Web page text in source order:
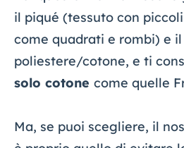
il piqué (tessuto con
come quadrati e rombi) e
poliestere/cotone, e ti
solo cotone come quelle
Ma, se puoi scegliere, il